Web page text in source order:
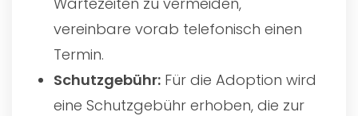
vereinbare vorab telefonisch einen
Termin.
Schutzgebühr: Für die Adoption wird
eine Schutzgebühr erhoben, die zur